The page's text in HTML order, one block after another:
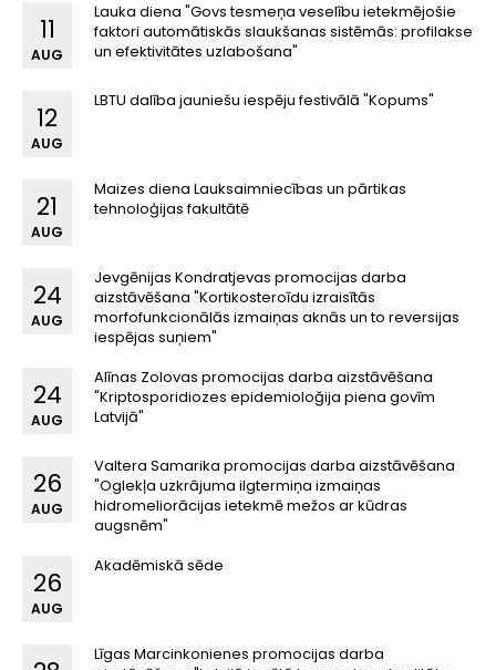
Lauka diena "Govs tesmeņa veselību ietekmējošie
faktori automātiskās slaukšanas sistēmās: profilakse
un efektivitātes uzlabošana"
11
AUG
LBTU dalība jauniešu iespēju festivālā "Kopums"
12
AUG
Maizes diena Lauksaimniecības un pārtikas
tehnoloģijas fakultātē
21
AUG
Jevgēnijas Kondratjevas promocijas darba
aizstāvēšana "Kortikosteroīdu izraisītās
morfofunkcionālās izmaiņas aknās un to reversijas
iespējas suņiem"
24
AUG
Alīnas Zolovas promocijas darba aizstāvēšana
"Kriptosporidiozes epidemioloğija piena govīm
Latvijā"
24
AUG
Valtera Samarika promocijas darba aizstāvēšana
"Oglekļa uzkrājuma ilgtermiņa izmaiņas
hidromeliorācijas ietekmē mežos ar kūdras
augsnēm"
26
AUG
Akadēmiskā sēde
26
AUG
Līgas Marcinkonienes promocijas darba